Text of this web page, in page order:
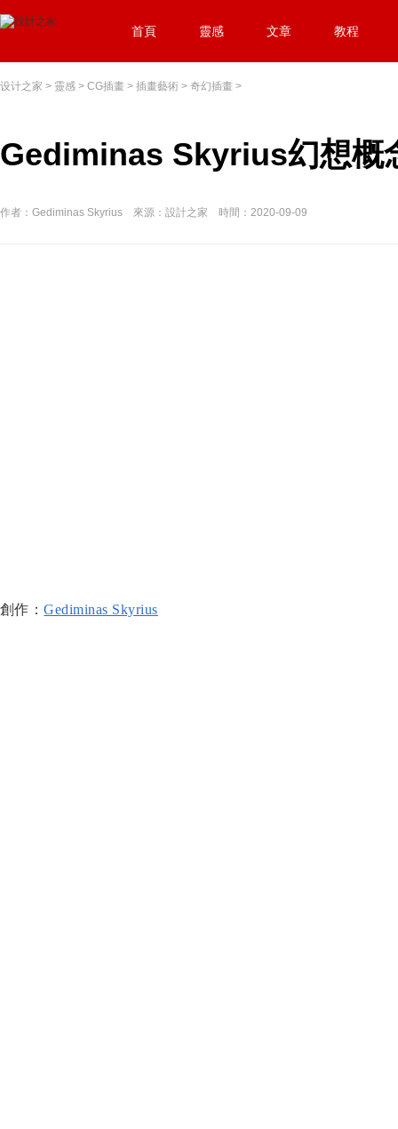
首頁 靈感 文章 教程
设计之家 > 靈感 > CG插畫 > 插畫藝術 > 奇幻插畫 >
Gediminas Skyrius幻想概
作者：Gediminas Skyrius 來源：設計之家 時間：2020-09-09
創作：Gediminas Skyrius